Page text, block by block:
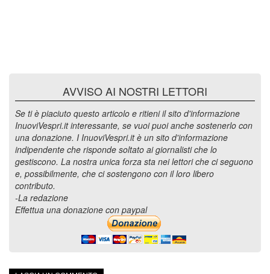
AVVISO AI NOSTRI LETTORI
Se ti è piaciuto questo articolo e ritieni il sito d'informazione
InuoviVespri.it interessante, se vuoi puoi anche sostenerlo con
una donazione. I InuoviVespri.it è un sito d'informazione
indipendente che risponde soltato ai giornalisti che lo
gestiscono. La nostra unica forza sta nei lettori che ci seguono
e, possibilmente, che ci sostengono con il loro libero
contributo.
-La redazione
Effettua una donazione con paypal